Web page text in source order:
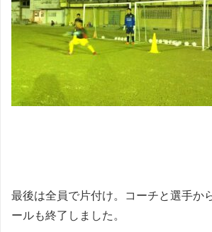
最後は全員で片付け。コーチと選手か
ールも終了しました。